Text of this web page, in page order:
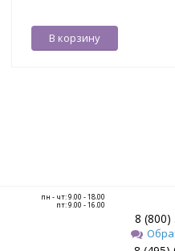
В корзину
пн - чт: 9.00 - 18.00
пт: 9.00 - 16.00
8 (800)